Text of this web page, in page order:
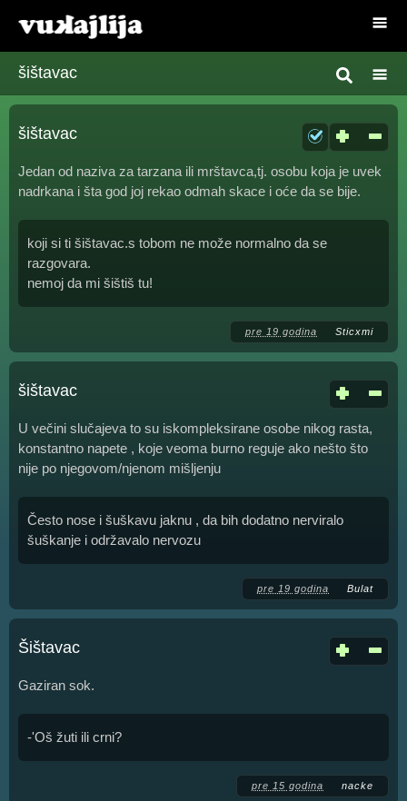
šištavac
šištavac
Jedan od naziva za tarzana ili mrštavca,tj. osobu koja je uvek
nadrkana i šta god joj rekao odmah skace i oće da se bije.
koji si ti šištavac.s tobom ne može normalno da se
razgovara.
nemoj da mi šištiš tu!
pre 19 godina Sticxmi
šištavac
U večini slučajeva to su iskompleksirane osobe nikog rasta,
konstantno napete , koje veoma burno reguje ako nešto što
nije po njegovom/njenom mišljenju
Često nose i šuškavu jaknu , da bih dodatno nerviralo
šuškanje i održavalo nervozu
pre 19 godina Bulat
Šištavac
Gaziran sok.
-'Oš žuti ili crni?
pre 15 godina nacke